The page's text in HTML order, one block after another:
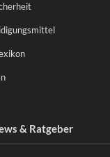
& Ratgeber